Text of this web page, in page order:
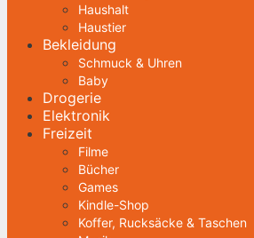
Haushalt
Haustier
Bekleidung
Schmuck & Uhren
Baby
Drogerie
Elektronik
Freizeit
Filme
Bücher
Games
Kindle-Shop
Koffer, Rucksäcke & Taschen